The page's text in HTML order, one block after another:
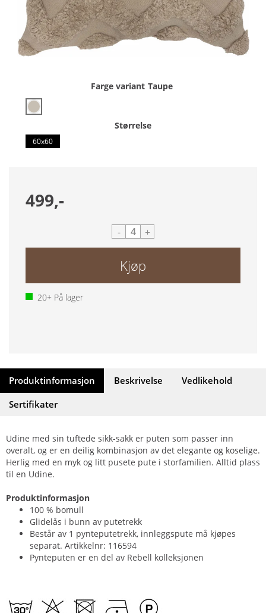
Farge variant Taupe
Størrelse
60x60
499,-
- +
Kjøp
20+ På lager
Produktinformasjon Beskrivelse
Vedlikehold
Sertifikater
Udine med sin tuftede sikk-sakk er puten som passer inn
overalt, og er en deilig kombinasjon av det elegante og koselige.
Herlig med en myk og litt pusete pute i storfamilien. Alltid plass
til en Udine.
Produktinformasjon
100 % bomull
Glidelås i bunn av putetrekk
Består av 1 pynteputetrekk, innleggspute må kjøpes
separat. Artikkelnr: 116594
Pynteputen er en del av Rebell kolleksjonen